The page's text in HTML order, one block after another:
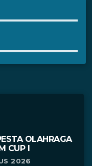
OLAHRAGA
CUP I
2026